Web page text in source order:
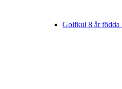
Golfkul 8 år födda